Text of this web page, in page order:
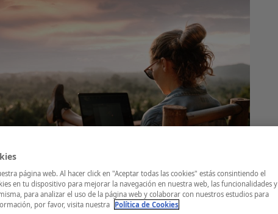
página web. Al hacer click en "Aceptar todas las cookies" estás consintiendo el
en tu dispositivo para mejorar la navegación en nuestra web, las funcionalidades y
para analizar el uso de la página web y colaborar con nuestros estudios para
por favor, visita nuestra Política de Cookies